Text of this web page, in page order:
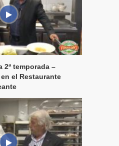
2ª temporada –
el Restaurante